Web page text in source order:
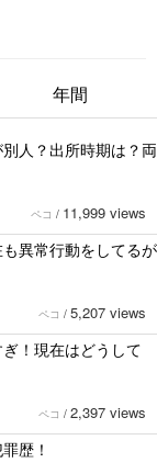
年間
人？出所時期は？両
ペコ / 11,999 views
異常行動をしてるが
ペコ / 5,207 views
！現在はどうして
ペコ / 2,397 views
歴！